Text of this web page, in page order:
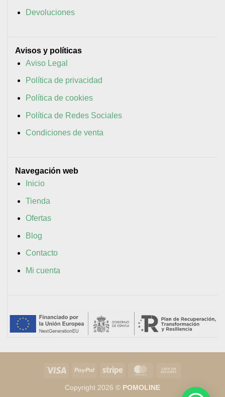
Devoluciones
Avisos y políticas
Aviso Legal
Política de privacidad
Política de cookies
Política de Redes Sociales
Condiciones de venta
Navegación web
Inicio
Tienda
Ofertas
Blog
Contacto
Mi cuenta
Visa PayPal Stripe MasterCard
Delivery
Copyright 2026 © POMOLINE